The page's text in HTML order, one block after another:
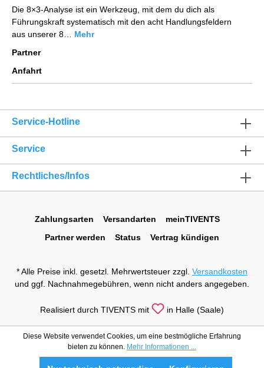
Die 8×3-Analyse ist ein Werkzeug, mit dem du dich als
Führungskraft systematisch mit den acht Handlungsfeldern
aus unserer 8… Mehr
Partner
Anfahrt
Service-Hotline
Service
Rechtliches/Infos
Zahlungsarten Versandarten
meinTIVENTS
Partner werden
Status Vertrag kündigen
* Alle Preise inkl. gesetzl. Mehrwertsteuer zzgl. Versandkosten
und ggf. Nachnahmegebühren, wenn nicht anders angegeben.
Realisiert durch TIVENTS mit in Halle (Saale)
Diese Website verwendet Cookies, um eine bestmögliche Erfahrung
bieten zu können. Mehr Informationen ...